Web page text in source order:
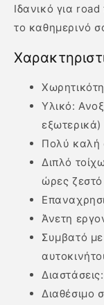
Ιδανικό για
το καθημερινό
Υλικό:
εξωτερικά)
Πολύ καλή
Διπλό
ώρες ζεστό
Άνετη
Συμβατό με
Διαθέσιμο